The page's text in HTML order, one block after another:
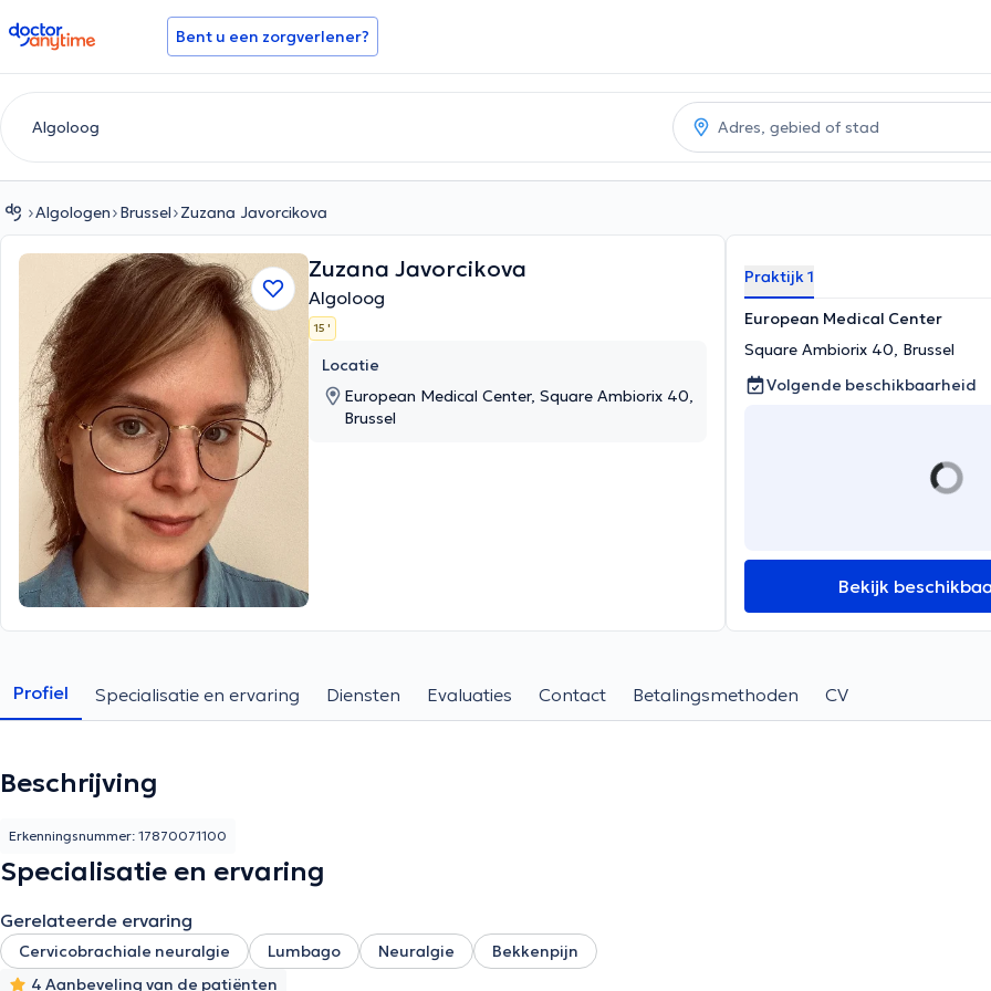
doctoranytime Bent u een zorgverlener?
Algologen Brussel Zuzana Javorcikova
Zuzana Javorcikova
Algoloog
15 '
Locatie
European Medical Center, Square Ambiorix 40,
Brussel
Praktijk 1
European Medical Center
Square Ambiorix 40, Brussel
Volgende beschikbaarheid
Bekijk
Profiel Specialisatie en ervaring Diensten Evaluaties Contact Betalingsmethoden CV
Beschrijving
Erkenningsnummer: 17870071100
Specialisatie en ervaring
Gerelateerde ervaring
Cervicobrachiale neuralgie Lumbago Neuralgie
Bekkenpijn
4 Aanbeveling van de patiënten